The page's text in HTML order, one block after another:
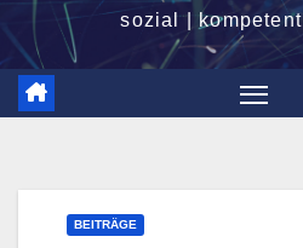
sozial |
BEITRÄGE